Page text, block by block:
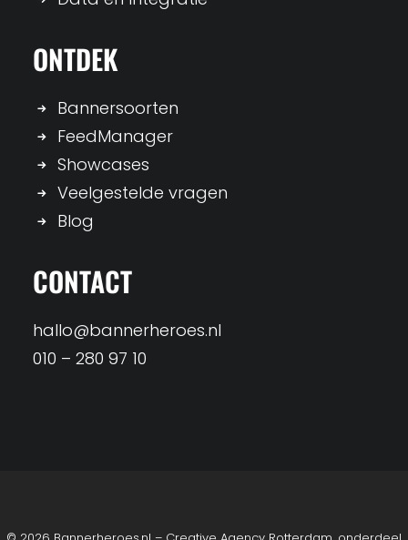
ONTDEK
Bannersoorten
FeedManager
Showcases
Veelgestelde vragen
Blog
CONTACT
hallo@bannerheroes.nl
010 – 280 97 10